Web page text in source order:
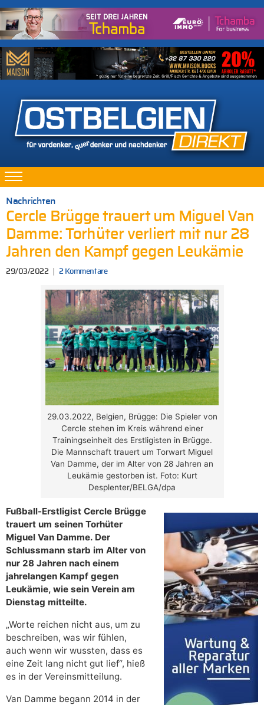
Nachrichten
Cercle Brügge trauert um Miguel Van
Damme: Torhüter verliert mit nur 28
Jahren den Kampf gegen Leukämie
29/03/2022 2 Kommentare
29.03.2022, Belgien, Brügge: Die Spieler von
Cercle stehen im Kreis während einer
Trainingseinheit des Erstligisten in Brügge.
Die Mannschaft trauert um Torwart Miguel
Van Damme, der im Alter von 28 Jahren an
Leukämie gestorben ist. Foto: Kurt
Desplenter/BELGA/dpa
Fußball-Erstligist Cercle Brügge
trauert um seinen Torhüter
Miguel Van Damme. Der
Schlussmann starb im Alter von
nur 28 Jahren nach einem
jahrelangen Kampf gegen
Leukämie, wie sein Verein am
Dienstag mitteilte.
„Worte reichen nicht aus, um zu
beschreiben, was wir fühlen,
auch wenn wir wussten, dass es
eine Zeit lang nicht gut lief“, hieß
es in der Vereinsmitteilung.
Van Damme begann 2014 in der